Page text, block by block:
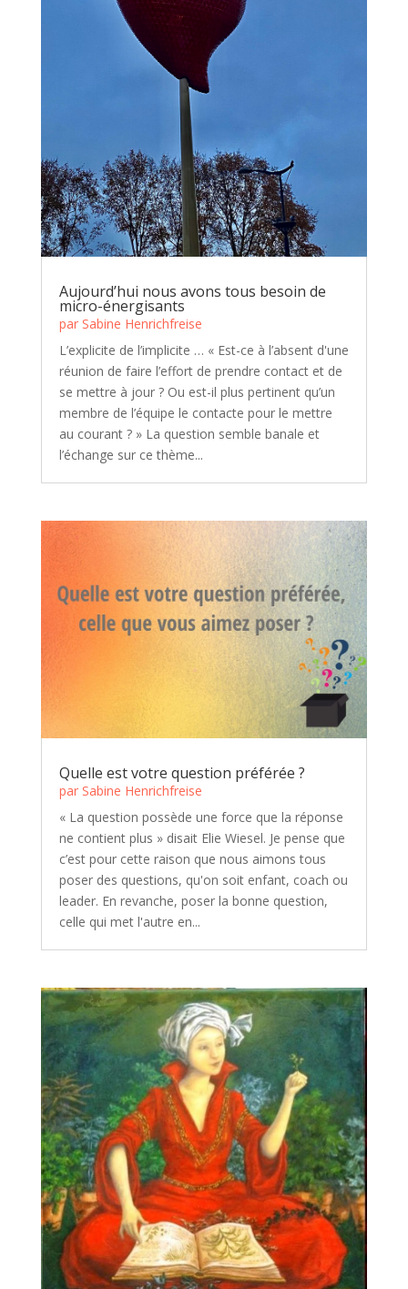
Aujourd’hui nous avons tous besoin de
micro-énergisants
par Sabine Henrichfreise
L’explicite de l’implicite … « Est-ce à l’absent d'une
réunion de faire l’effort de prendre contact et de
se mettre à jour ? Ou est-il plus pertinent qu’un
membre de l’équipe le contacte pour le mettre
au courant ? » La question semble banale et
l’échange sur ce thème...
Quelle est votre question préférée ?
par Sabine Henrichfreise
« La question possède une force que la réponse
ne contient plus » disait Elie Wiesel. Je pense que
c’est pour cette raison que nous aimons tous
poser des questions, qu'on soit enfant, coach ou
leader. En revanche, poser la bonne question,
celle qui met l'autre en...